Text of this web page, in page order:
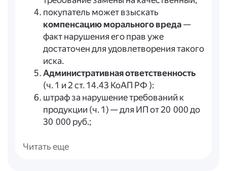
покупатель может взыскать
компенсацию морального вреда—
факт нарушения его прав уже
достаточен для удовлетворения такого
иска.
Административная ответственность
(ч. 1 и 2 ст. 14.43 КоАП РФ ):
штраф за нарушение требований к
продукции (ч. 1) — для ИП от 20 000 до
30 000 руб.;
создала угрозу здоровью — штраф по
Читать еще